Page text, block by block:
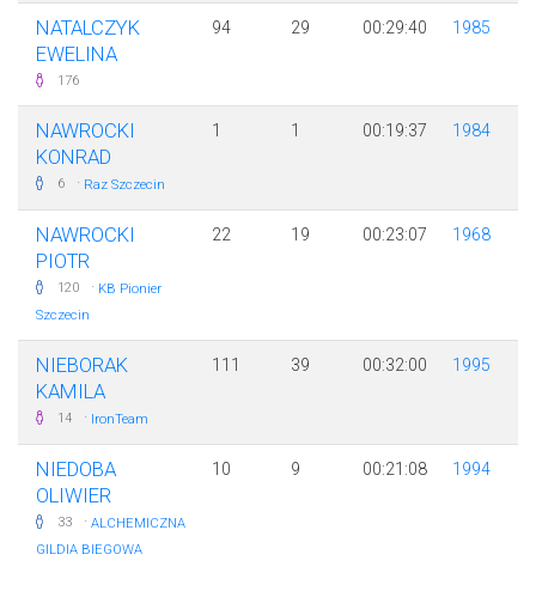
NATALCZYK
EWELINA
176
94 29 00:29:40 1985
NAWROCKI
KONRAD
6 · Raz Szczecin
1 1 00:19:37 1984
NAWROCKI
PIOTR
120 · KB Pionier
Szczecin
22 19 00:23:07 1968
NIEBORAK
KAMILA
14 · IronTeam
111 39 00:32:00 1995
NIEDOBA
OLIWIER
33 · ALCHEMICZNA
GILDIA BIEGOWA
10 9 00:21:08 1994